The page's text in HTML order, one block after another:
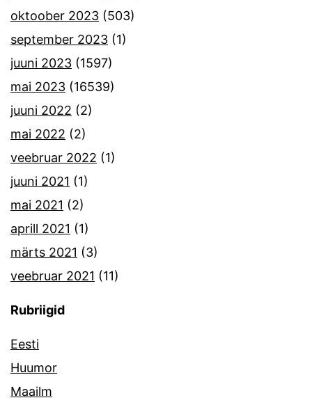
oktoober 2023 (503)
september 2023 (1)
juuni 2023 (1597)
mai 2023 (16539)
juuni 2022 (2)
mai 2022 (2)
veebruar 2022 (1)
juuni 2021 (1)
mai 2021 (2)
aprill 2021 (1)
märts 2021 (3)
veebruar 2021 (11)
Rubriigid
Eesti
Huumor
Maailm